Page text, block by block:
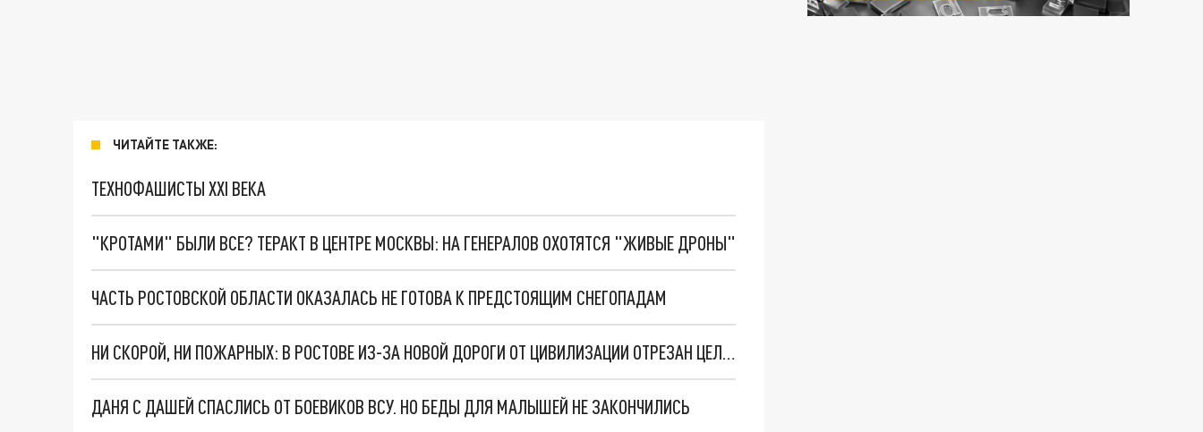
ЧИТАЙТЕ ТАКЖЕ:
ТЕХНОФАШИСТЫ XXI ВЕКА
"КРОТАМИ" БЫЛИ ВСЕ? ТЕРАКТ В ЦЕНТРЕ МОСКВЫ: НА ГЕНЕРАЛОВ ОХОТЯТСЯ "ЖИВЫЕ ДРОНЫ"
ЧАСТЬ РОСТОВСКОЙ ОБЛАСТИ ОКАЗАЛАСЬ НЕ ГОТОВА К ПРЕДСТОЯЩИМ СНЕГОПАДАМ
НИ СКОРОЙ, НИ ПОЖАРНЫХ: В РОСТОВЕ ИЗ-ЗА НОВОЙ ДОРОГИ ОТ ЦИВИЛИЗАЦИИ ОТРЕЗАН ЦЕЛЫЙ ПОСЁЛОК
ДАНЯ С ДАШЕЙ СПАСЛИСЬ ОТ БОЕВИКОВ ВСУ. НО БЕДЫ ДЛЯ МАЛЫШЕЙ НЕ ЗАКОНЧИЛИСЬ